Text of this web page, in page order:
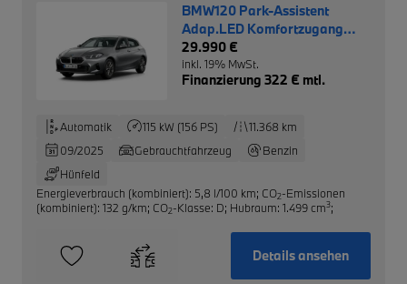
BMW120 Park-Assistent
Adap.LED Komfortzugang
Klima Alarmanlage
29.990 €
inkl. 19% MwSt.
Finanzierung 322 € mtl.
Automatik 115 kW (156 PS)
11.368 km
09/2025
Gebrauchtfahrzeug
Benzin
Hünfeld
Energieverbrauch (kombiniert): 5,8 l/100 km; CO2-Emissionen
(kombiniert): 132 g/km; CO2-Klasse: D; Hubraum: 1.499 cm3;
Details ansehen